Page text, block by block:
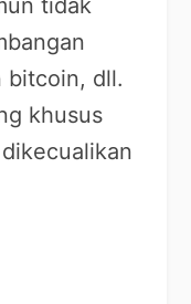
tidak
bitcoin, dll.
khusus